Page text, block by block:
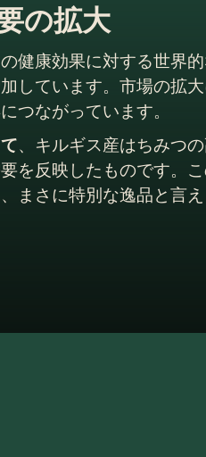
の拡大
健康効果に対する世界
しています。市場の拡
つながっています。
、キルギス産はちみつ
を反映したものです。
まさに特別な逸品と言え